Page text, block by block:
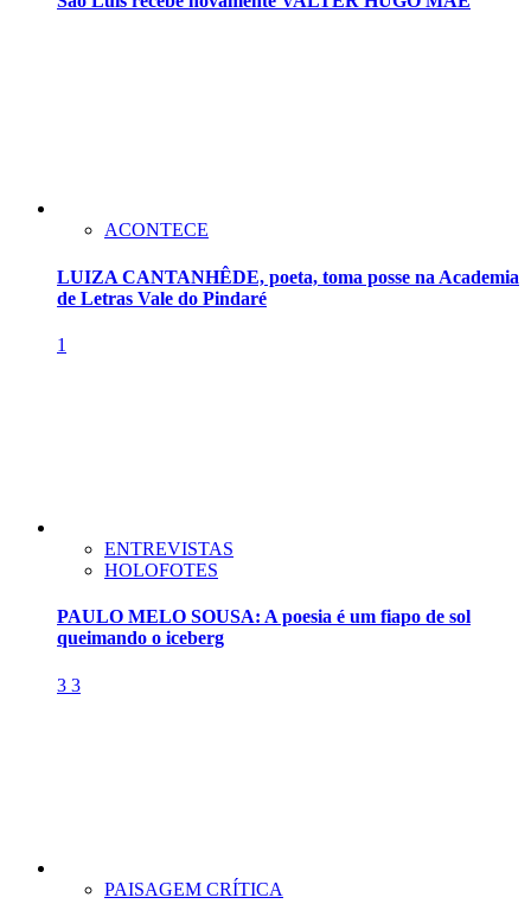
ACONTECE
LUIZA CANTANHÊDE, poeta, toma posse na Academia
de Letras Vale do Pindaré
1
ENTREVISTAS
HOLOFOTES
PAULO MELO SOUSA: A poesia é um fiapo de sol
queimando o iceberg
3 3
PAISAGEM CRÍTICA